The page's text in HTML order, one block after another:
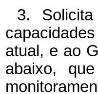
3.
atual, e ao
abaixo,